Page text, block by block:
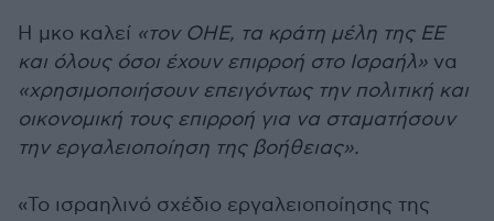
Η μκο καλεί «τον ΟΗΕ, τα κράτη μέλη της ΕΕ
και όλους όσοι έχουν επιρροή στο Ισραήλ» να
«χρησιμοποιήσουν επειγόντως την πολιτική και
οικονομική τους επιρροή για να σταματήσουν
την εργαλειοποίηση της βοήθειας».
«Το ισραηλινό σχέδιο εργαλειοποίησης της